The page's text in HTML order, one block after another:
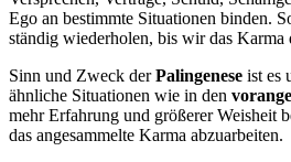
Ego an bestimmte Situationen binden.
ständig wiederholen, bis wir das Karma
Sinn und Zweck derPalingenese ist es
ähnliche Situationen wie in den
mehr Erfahrung und größerer Weisheit
das angesammelte Karma abzuarbeiten.